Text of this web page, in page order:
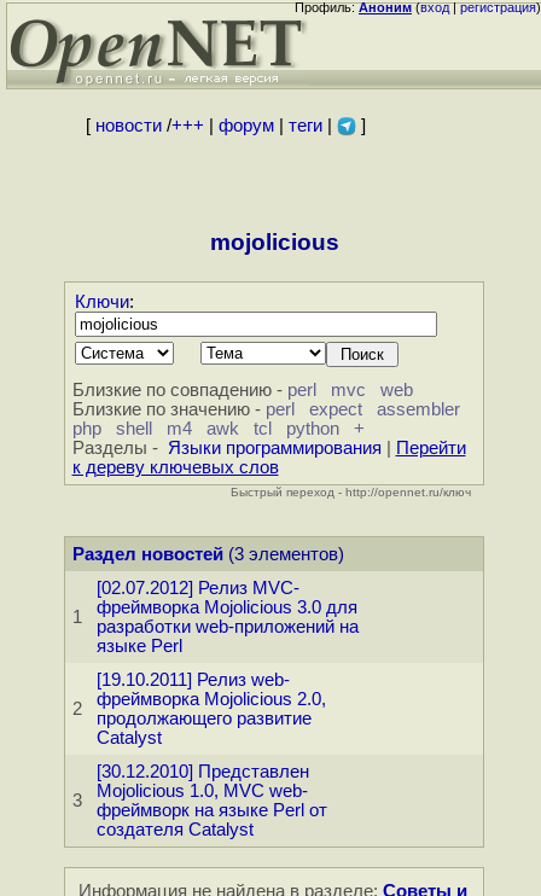
Профиль:Аноним(вход|регистрация)
[ новости/+++ форум| теги| ]
mojolicious
Ключи:
Близкие по совпадению - perl mvc
web
Близкие по значению - perl expect
assembler
php
shell m4 awk tcl python
+
Разделы - Языки программирования
Перейти
к дереву ключевых слов
Быстрый переход - http://opennet.ru/ключ
Раздел новостей(3 элементов)
1
[02.07.2012] Релиз MVC-
фреймворка Mojolicious 3.0 для
разработки web-приложений на
языке Perl
2
[19.10.2011] Релиз web-
фреймворка Mojolicious 2.0,
продолжающего развитие
Catalyst
3
[30.12.2010] Представлен
Mojolicious 1.0, MVC web-
фреймворк на языке Perl от
создателя Catalyst
Информация не найдена в разделе: Советы и